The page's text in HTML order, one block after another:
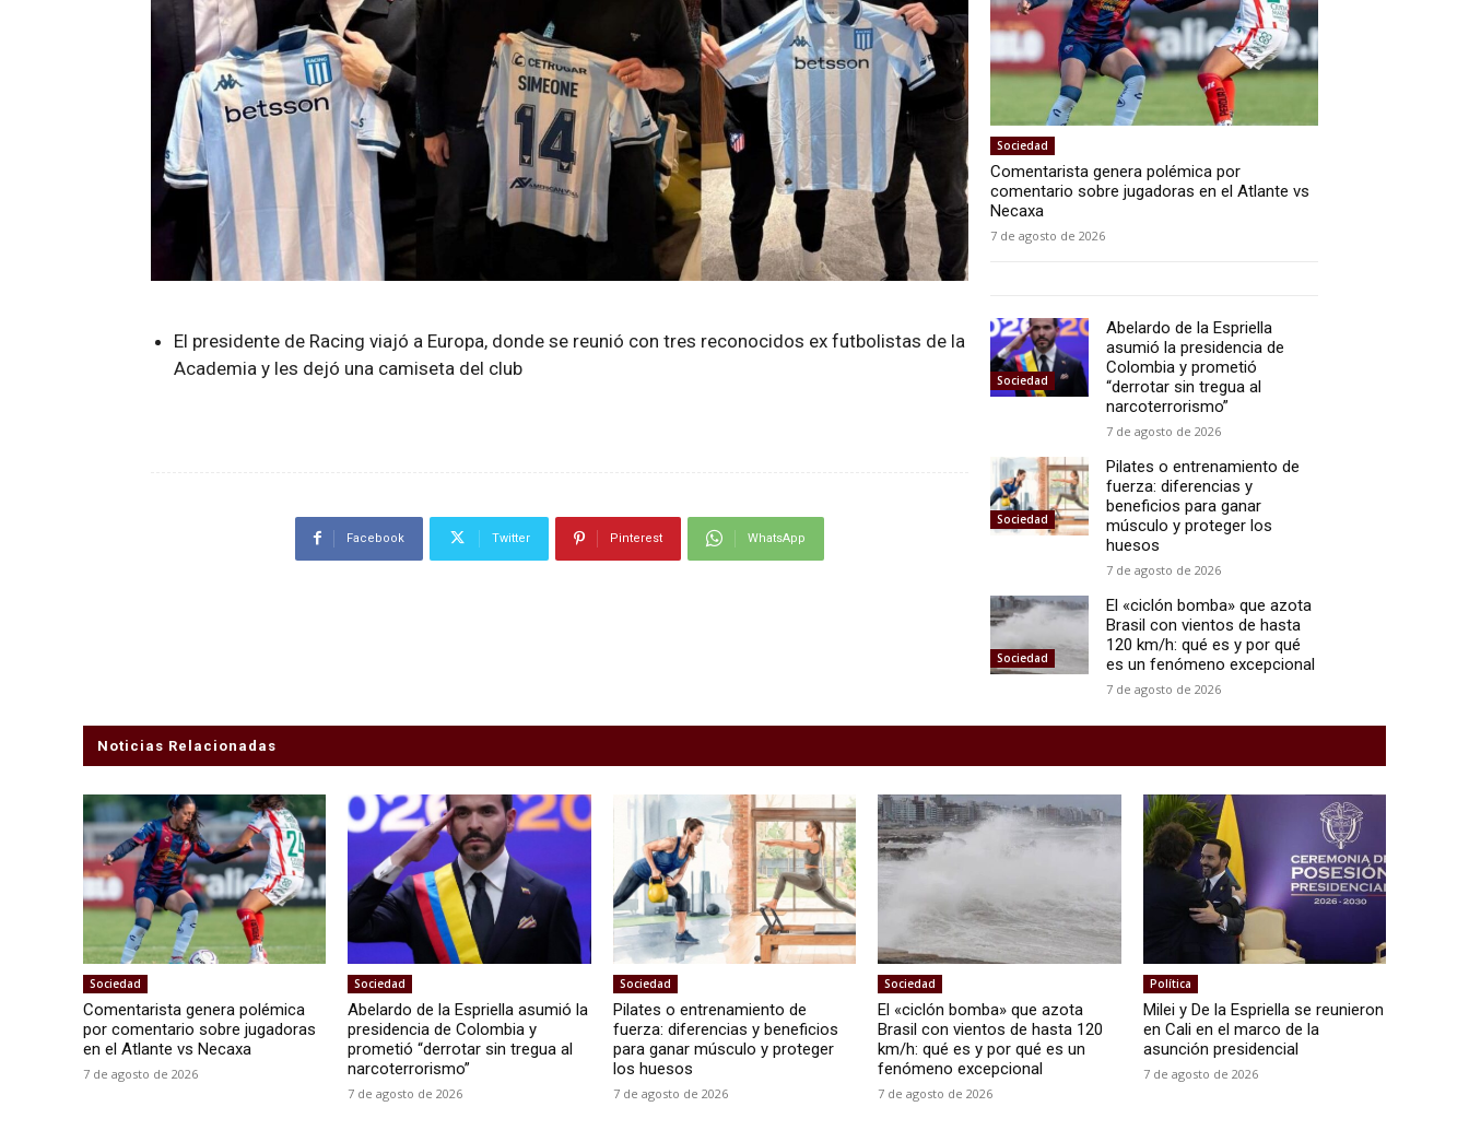
El presidente de Racing viajó a Europa, donde se reunió con tres reconocidos ex futbolistas de la
Academia y les dejó una camiseta del club
Facebook Twitter Pinterest WhatsApp
Sociedad
Comentarista genera polémica por
comentario sobre jugadoras en el Atlante vs
Necaxa
7 de agosto de 2026
Sociedad
Abelardo de la Espriella
asumió la presidencia de
Colombia y prometió
“derrotar sin tregua al
narcoterrorismo”
7 de agosto de 2026
Sociedad
Pilates o entrenamiento de
fuerza: diferencias y
beneficios para ganar
músculo y proteger los
huesos
7 de agosto de 2026
Sociedad
El «ciclón bomba» que azota
Brasil con vientos de hasta
120 km/h: qué es y por qué
es un fenómeno excepcional
7 de agosto de 2026
Noticias Relacionadas
Sociedad
Comentarista genera polémica
por comentario sobre jugadoras
en el Atlante vs Necaxa
7 de agosto de 2026
Sociedad
Abelardo de la Espriella asumió la
presidencia de Colombia y
prometió “derrotar sin tregua al
narcoterrorismo”
7 de agosto de 2026
Sociedad
Pilates o entrenamiento de
fuerza: diferencias y beneficios
para ganar músculo y proteger
los huesos
7 de agosto de 2026
Sociedad
El «ciclón bomba» que azota
Brasil con vientos de hasta 120
km/h: qué es y por qué es un
fenómeno excepcional
7 de agosto de 2026
Política
Milei y De la Espriella se reunieron
en Cali en el marco de la
asunción presidencial
7 de agosto de 2026